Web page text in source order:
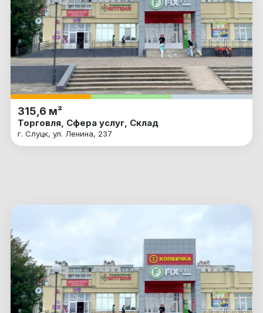
315,6 м²
Торговля, Сфера услуг, Склад
г. Слуцк, ул. Ленина, 237